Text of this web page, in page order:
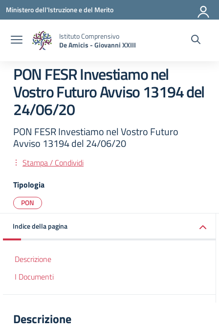
Vai ai contenuti
Vai al menu di navigazione
Vai al footer
Ministero dell'Istruzione e del Merito
Istituto Comprensivo
De Amicis - Giovanni XXIII
PON FESR Investiamo nel
Vostro Futuro Avviso 13194 del
24/06/20
PON FESR Investiamo nel Vostro Futuro
Avviso 13194 del 24/06/20
Stampa / Condividi
Tipologia
PON
Indice della pagina
Descrizione
I Documenti
Descrizione